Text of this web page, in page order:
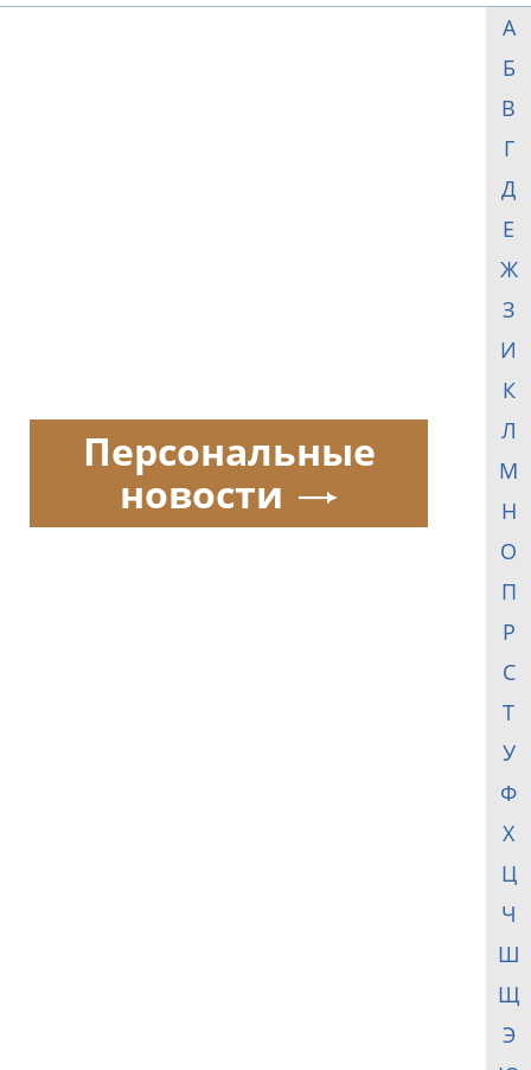
А
Б
В
Г
Д
Е
Ж
З
И
К
Л
М
Н
О
П
Р
С
Т
У
Ф
Х
Ц
Ч
Ш
Щ
Э
Персональные
новости